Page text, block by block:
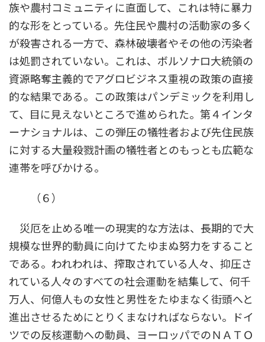
族や農村コミュニティに直面して、これは特に暴力
的な形をとっている。先住民や農村の活動家の多く
が殺害される一方で、森林破壊者やその他の汚染者
は処罰されていない。これは、ボルソナロ大統領の
資源略奪主義的でアグロビジネス重視の政策の直接
的な結果である。この政策はパンデミックを利用し
て、目に見えないところで進められた。第４インタ
ーナショナルは、この弾圧の犠牲者および先住民族
に対する大量殺戮計画の犠牲者とのもっとも広範な
連帯を呼びかける。
（６）
災厄を止める唯一の現実的な方法は、長期的で大
規模な世界的動員に向けてたゆまぬ努力をすること
である。われわれは、搾取されている人々、抑圧さ
れている人々のすべての社会運動を結集して、何千
万人、何億人もの女性と男性をたゆまなく街頭へと
進出させるためにとりくまなければならない。ドイ
ツでの反核運動への動員、ヨーロッパでのＮＡＴＯ